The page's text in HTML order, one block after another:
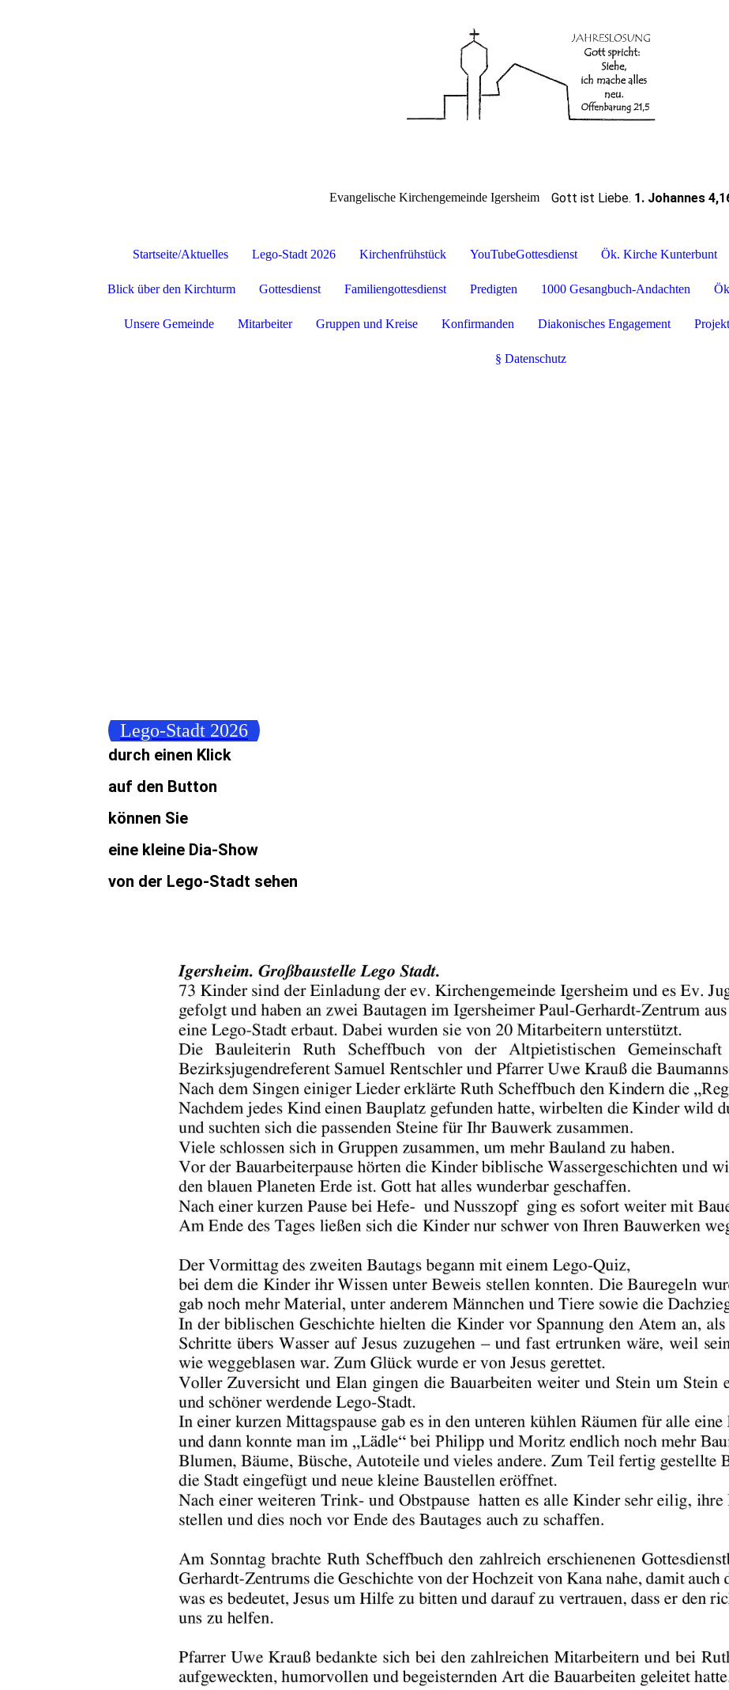
Evangelische Kirchengemeinde Igersheim Gott ist Liebe. 1. Johannes
Startseite/Aktuelles Lego-Stadt 2026 Kirchenfrühstück YouTubeGottesdienst Ök. Kirche Kunterbunt
Blick über den Kirchturm Gottesdienst Familiengottesdienst Predigten 1000 Gesangbuch-Andachten
Unsere Gemeinde Mitarbeiter Gruppen und Kreise Konfirmanden Diakonisches Engagement
§ Datenschutz
Lego-Stadt 2026
durch einen Klick
auf den Button
können Sie
eine kleine Dia-Show
von der Lego-Stadt sehen